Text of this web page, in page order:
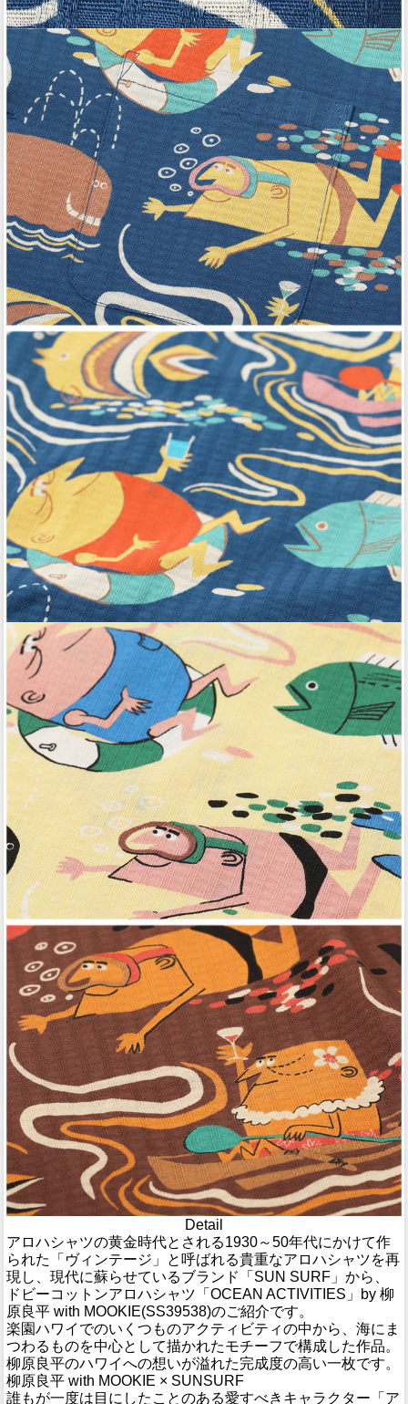
Detail
アロハシャツの黄金時代とされる1930～50年代にかけて作
られた「ヴィンテージ」と呼ばれる貴重なアロハシャツを再
現し、現代に蘇らせているブランド「SUN SURF」から、
ドビーコットンアロハシャツ「OCEAN ACTIVITIES」by 柳
原良平 with MOOKIE(SS39538)のご紹介です。
楽園ハワイでのいくつものアクティビティの中から、海にま
つわるものを中心として描かれたモチーフで構成した作品。
柳原良平のハワイへの想いが溢れた完成度の高い一枚です。
柳原良平 with MOOKIE × SUNSURF
誰もが一度は目にしたことのある愛すべきキャラクター「ア